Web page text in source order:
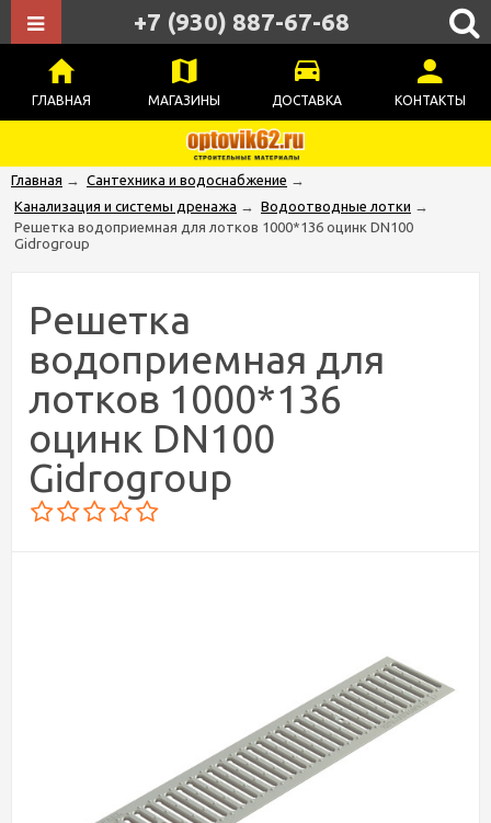
ГЛАВНАЯ МАГАЗИНЫ ДОСТАВКА КОНТАКТЫ
+7 (930) 887-67-68
Главная → Сантехника и водоснабжение →
Канализация и системы дренажа → Водоотводные лотки →
Решетка водоприемная для лотков 1000*136 оцинк DN100
Gidrogroup
Решетка
водоприемная для
лотков 1000*136
оцинк DN100
Gidrogroup